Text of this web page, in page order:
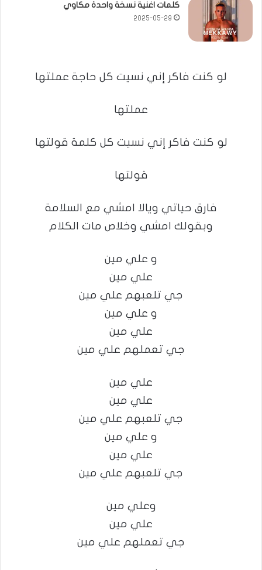
كلمات اغنية نسخة واحدة مكاوي
2025-05-29
لو كنت فاكر إني نسيت كل حاجة عملتها
عملتها
لو كنت فاكر إني نسيت كل كلمة قولتها
قولتها
فارق حياتي ويالا امشي مع السلامة
وبقولك امشي وخلاص مات الكلام
و علي مين
علي مين
جي تلعبهم علي مين
و علي مين
علي مين
جي تعملهم علي مين
علي مين
علي مين
جي تلعبهم علي مين
و علي مين
علي مين
جي تلعبهم علي مين
وعلي مين
علي مين
جي تعملهم علي مين